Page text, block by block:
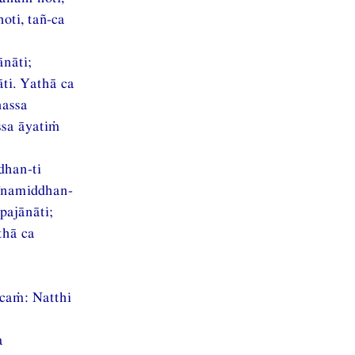
tañ-ca
Yathā ca
āyatiṁ
ti
ca
Natthi